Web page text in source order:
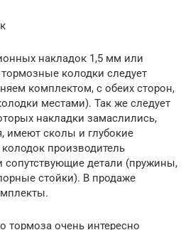
накладок 1,5 мм или
тормозные колодки следует
комплектом, с обеих сторон,
местами). Так же следует
накладки замаслились,
имеют сколы и глубокие
производитель
сопутствующие детали (пружины,
стойки). В продаже
тормоза очень интересно